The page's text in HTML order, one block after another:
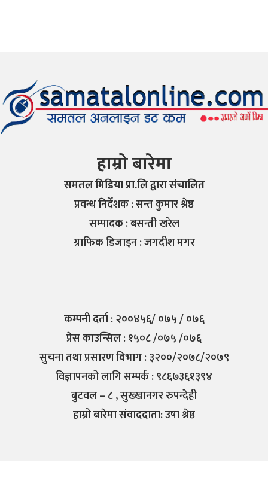
हाम्रो बारेमा
समतल मिडिया प्रा.लि द्वारा संचालित
प्रवन्ध निर्देशक : सन्त कुमार श्रेष्ठ
सम्पादक : बसन्ती खरेल
ग्राफिक डिजाइन : जगदीश मगर
कम्पनी दर्ता : २००४५६/ ०७५ / ०७६
प्रेस काउन्सिल : १५०८ /०७५ /०७६
सुचना तथा प्रसारण विभाग : ३२००/२०७८/२०७९
विज्ञापनको लागि सम्पर्क : ९८६७३६१३९४
बुटवल – ८ , सुख्खानगर रुपन्देही
हाम्रो बारेमा संवाददाता: उषा श्रेष्ठ